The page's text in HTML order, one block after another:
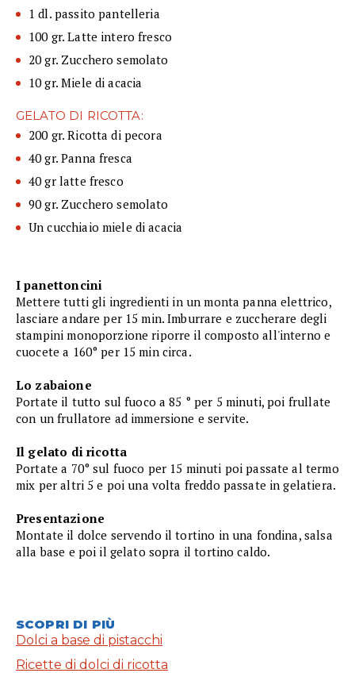
1 dl. passito pantelleria
100 gr. Latte intero fresco
20 gr. Zucchero semolato
10 gr. Miele di acacia
GELATO DI RICOTTA:
200 gr. Ricotta di pecora
40 gr. Panna fresca
40 gr latte fresco
90 gr. Zucchero semolato
Un cucchiaio miele di acacia
I panettoncini
Mettere tutti gli ingredienti in un monta panna elettrico,
lasciare andare per 15 min. Imburrare e zuccherare degli
stampini monoporzione riporre il composto all'interno e
cuocete a 160° per 15 min circa.
Lo zabaione
Portate il tutto sul fuoco a 85 ° per 5 minuti, poi frullate
con un frullatore ad immersione e servite.
Il gelato di ricotta
Portate a 70° sul fuoco per 15 minuti poi passate al termo
mix per altri 5 e poi una volta freddo passate in gelatiera.
Presentazione
Montate il dolce servendo il tortino in una fondina, salsa
alla base e poi il gelato sopra il tortino caldo.
SCOPRI DI PIÙ
Dolci a base di pistacchi
Ricette di dolci di ricotta